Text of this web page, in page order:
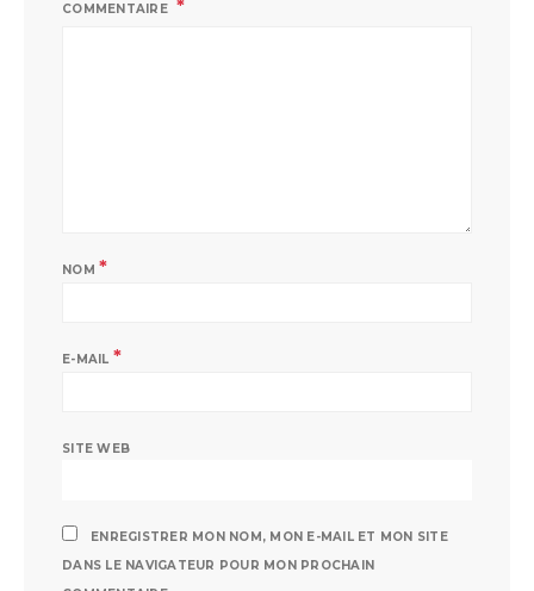
COMMENTAIRE
NOM *
E-MAIL *
SITE WEB
ENREGISTRER MON NOM, MON E-MAIL ET MON SITE
DANS LE NAVIGATEUR POUR MON PROCHAIN